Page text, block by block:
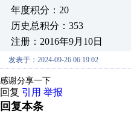
年度积分：20
历史总积分：353
注册：2016年9月10日
发表于：2024-09-26 06:19:02
感谢分享一下
回复 引用 举报
回复本条